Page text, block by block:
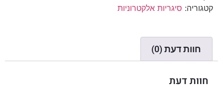
קטגוריה: סיגריות אלקטרוניות
חוות דעת (0)
חוות דעת